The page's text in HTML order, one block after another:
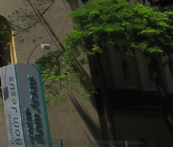
INSTITUCIONAL